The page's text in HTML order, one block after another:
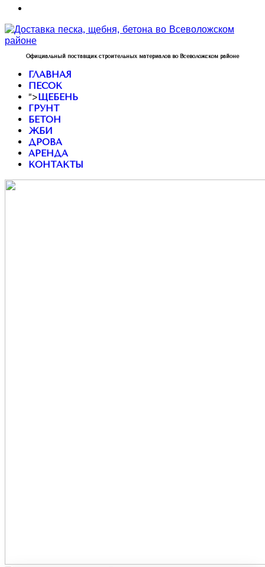
Официальный поставщик строительных материалов во Всеволожском районе
ГЛАВНАЯ
ПЕСОК
">ЩЕБЕНЬ
ГРУНТ
БЕТОН
ЖБИ
ДРОВА
АРЕНДА
КОНТАКТЫ